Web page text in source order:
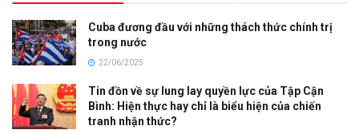
Cuba đương đầu với những thách thức chính trị
trong nước
22/06/2025
Tin đồn về sự lung lay quyền lực của Tập Cận
Bình: Hiện thực hay chỉ là biểu hiện của chiến
tranh nhận thức?